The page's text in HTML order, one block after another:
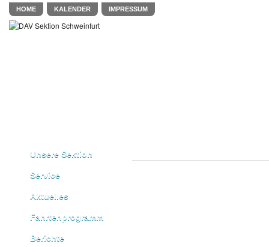
HOME KALENDER IMPRESSUM
Unsere Sektion
Service
Aktuelles
Fahrtenprogramm
Berichte